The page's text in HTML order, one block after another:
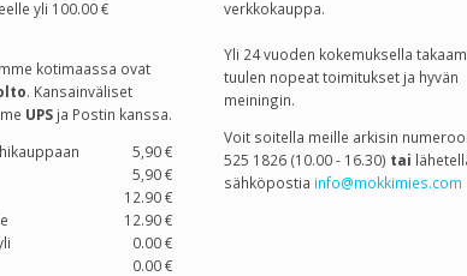
yli 100.00 €
kotimaassa ovat
. Kansainväliset
UPS ja Postin kanssa.
5,90 €
5,90 €
12.90 €
12.90 €
0.00 €
0.00 €
verkkokauppa.
Yli 24 vuoden kokemuksella
tuulen nopeat toimitukset ja hyvän
meiningin.
Voit soitella meille arkisin
525 1826 (10.00 - 16.30) tai
sähköpostia info@mokkimies.com